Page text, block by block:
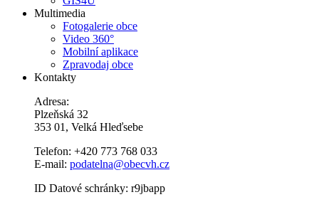
Multimedia
Fotogalerie obce
Video 360°
Mobilní aplikace
Zpravodaj obce
Kontakty
Adresa:
Plzeňská 32
353 01, Velká Hleďsebe
Telefon: +420 773 768 033
E-mail: podatelna@obecvh.cz
ID Datové schránky: r9jbapp